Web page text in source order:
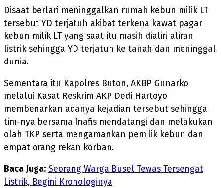
Disaat berlari meninggalkan rumah kebun milik LT
tersebut YD terjatuh akibat terkena kawat pagar
kebun milik LT yang saat itu masih dialiri aliran
listrik sehingga YD terjatuh ke tanah dan meninggal
dunia.
Sementara itu Kapolres Buton, AKBP Gunarko
melalui Kasat Reskrim AKP Dedi Hartoyo
membenarkan adanya kejadian tersebut sehingga
tim-nya bersama Inafis mendatangi dan melakukan
olah TKP serta mengamankan pemilik kebun dan
empat orang rekan korban.
Baca Juga: Seorang Warga Busel Tewas Tersengat
Listrik, Begini Kronologinya